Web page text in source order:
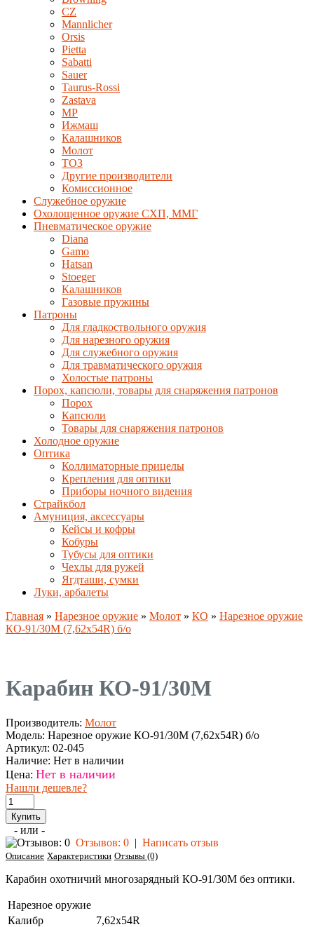
CZ
Mannlicher
Orsis
Pietta
Sabatti
Sauer
Taurus-Rossi
Zastava
MP
Ижмаш
Калашников
Молот
ТОЗ
Другие производители
Комиссионное
Служебное оружие
Охолощенное оружие СХП, ММГ
Пневматическое оружие
Diana
Gamo
Hatsan
Stoeger
Калашников
Газовые пружины
Патроны
Для гладкоствольного оружия
Для нарезного оружия
Для служебного оружия
Для травматического оружия
Холостые патроны
Порох, капсюли, товары для снаряжения патронов
Порох
Капсюли
Товары для снаряжения патронов
Холодное оружие
Оптика
Коллиматорные прицелы
Крепления для оптики
Приборы ночного видения
Страйкбол
Амуниция, аксессуары
Кейсы и кофры
Кобуры
Тубусы для оптики
Чехлы для ружей
Ягдташи, сумки
Луки, арбалеты
Главная » Нарезное оружие » Молот » КО » Нарезное оружие
КО-91/30М (7,62х54R) б/о
Карабин КО-91/30М
Производитель: Молот
Модель: Нарезное оружие КО-91/30М (7,62х54R) б/о
Артикул: 02-045
Наличие: Нет в наличии
Цена: Нет в наличии
Нашли дешевле?
- или -
Отзывов: 0 | Написать отзыв
Описание Характеристики Отзывы (0)
Карабин охотничий многозарядный КО-91/30М без оптики.
Нарезное оружие
Калибр
7,62х54R